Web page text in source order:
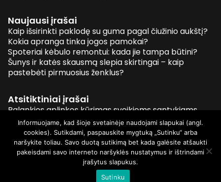
Naujausi įrašai
Kaip išsirinkti paklodę su guma pagal čiužinio aukštį?
Kokia apranga tinka jogos pamokai?
Spoteriai kėbulo remontui: kada jie tampa būtini?
Šunys ir katės skausmą slepia skirtingai – kaip
pastebėti pirmuosius ženklus?
Atsitiktiniai įrašai
Palankios aplinkos kūrimas sveikiems santykiams
Sveikos mitybos pagrindai
Kaip įsigyti pigių kailinių kepurių?
Kaip išsinuomoti statybinę techniką?
© 2026 Visos teisės saugomos
Informuojame, kad šioje svetainėje naudojami slapukai (angl.
cookies). Sutikdami, paspauskite mygtuką „Sutinku“ arba
naršykite toliau. Savo duotą sutikimą bet kada galėsite atšaukti
pakeisdami savo interneto naršyklės nustatymus ir ištrindami
įrašytus slapukus.
Sutinku